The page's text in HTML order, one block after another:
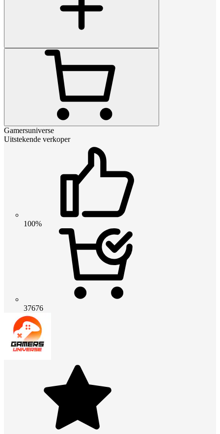
Gamersuniverse
Uitstekende verkoper
100%
37676